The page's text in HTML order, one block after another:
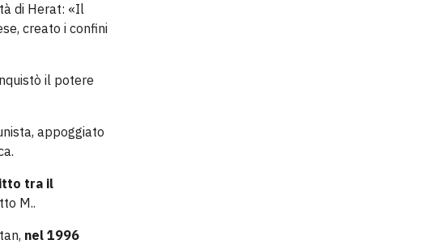
di Herat: «Il
creato i confini
il potere
appoggiato
tra il
M..
nel 1996